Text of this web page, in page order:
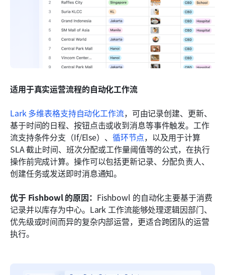
适用于真实运营流程的自动化工作流
Lark 多维表格支持自动化工作流，可由记录创建、更新、
基于时间的日程、按钮点击或收到消息等事件触发。工作
流支持条件分支（If/Else）、 循环节点，以及用于计算
SLA 截止时间、班次分配或工作量阈值等的公式，在执行
操作前完成计算。操作可以包括更新记录、分配负责人、
创建任务或发送即时消息通知。
优于 Fishbowl 的原因： Fishbowl 的自动化主要基于消费
记录并以库存为中心。Lark 工作流能够处理逻辑因部门、
优先级或时间而异的复杂内部运营，更适合跨团队的运营
执行。